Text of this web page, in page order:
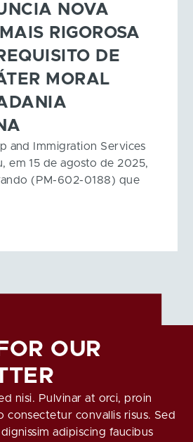
NOVA
RIGOROSA
DE
MORAL
and Immigration Services
em 15 de agosto de 2025,
(PM-602-0188) que
OUR
nisi. Pulvinar at orci, proin
consectetur convallis risus. Sed
adipiscing faucibus